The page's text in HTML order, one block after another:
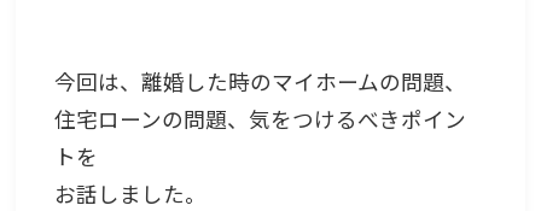
今回は、離婚した時のマイホームの問題、
住宅ローンの問題、気をつけるべきポイン
トを
お話しました。